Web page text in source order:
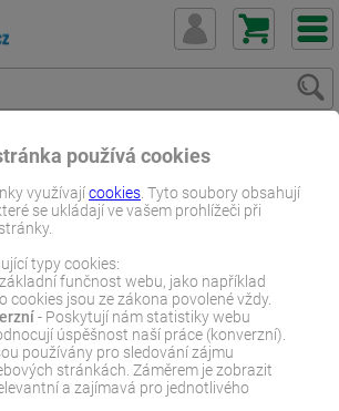
používá cookies
využívajícookies . Tyto soubory obsahují
se ukládají ve vašem prohlížeči při
typy cookies:
funčnost webu, jako například
cookies jsou ze zákona povolené vždy.
- Poskytují nám statistiky webu
úspěšnost naší práce (konverzní).
používány pro sledování zájmu
stránkách. Záměrem je zobrazit
a zajímavá pro jednotlivého
E-shop
Do koupelny
úložné tašky
na ručníkyjsou ideální pro přehledné